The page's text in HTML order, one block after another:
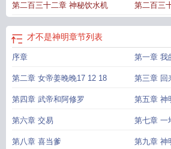
趣阁免费阅读是神不是仙下一句 你不是神明却是
明不爱你才不是神明百度百科神明不是无所不能
神明 免费阅读全文才不是神明免费阅读
不爱你不是神明是什么意思不是神明便是野兽的
学才不是神明TXT 我才不是神
第二百三十二章 神秘饮水机 第二百三
才不是神明章节列表
序章 第一章 我
第二章 女帝姜晚晚17 12 18 第三章 回
第四章 武帝和阿修罗 第五章 神
第六章 交易 第七章 一
第八章 喜当爹 第九章 神